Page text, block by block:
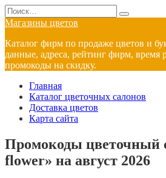
Перейти
к
содержанию
Search
for:
Магазины цветов
Каталог фирм по продаже цветов и
данные, адреса, рейтинг фирм, время
промокоды на скидку.
Главная
Каталог цветочных салонов
Доставка цветов
Карта сайта
Промокоды цветочный
flower» на август 2026